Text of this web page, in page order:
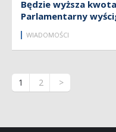
Będzie wyższa
Parlamentarny
WIADOMOŚCI
1 2 >